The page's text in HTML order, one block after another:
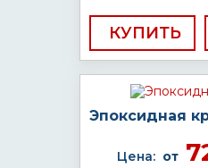
КУПИТЬ
Эпоксидная
Цена: от